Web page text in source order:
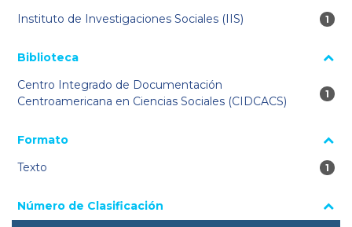
Instituto de Investigaciones Sociales (IIS)
1
1
Biblioteca
Centro Integrado de Documentación
Centroamericana en Ciencias Sociales (CIDCACS)
1
1
Formato
Texto
1
1
Número de Clasificación